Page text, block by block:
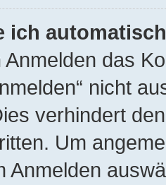
ich
das
nicht
verhindert
Um
Anmelden